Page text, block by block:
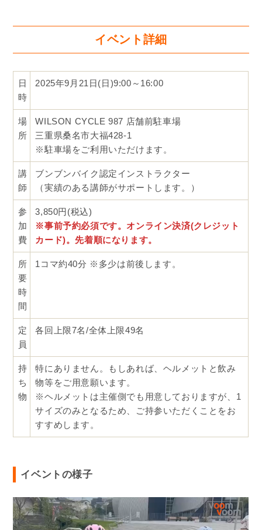
イベント詳細
日
時
2025年9月21日(日)9:00～16:00
場
所
WILSON CYCLE 987 店舗前駐車場
三重県桑名市大福428-1
※駐車場をご利用いただけます。
講
師
ブンブンバイク認定インストラクター
（実績のある講師がサポートします。）
参
加
費
3,850円(税込)
※事前予約必須です。オンライン決済(クレジット
カード)。先着順になります。
所
要
時
間
1コマ約40分 ※多少は前後します。
定
員
各回上限7名/全体上限49名
持
ち
物
特にありません。もしあれば、ヘルメットと飲み
物等をご用意願います。
※ヘルメットは主催側でも用意しておりますが、1
サイズのみとなるため、ご持参いただくことをお
すすめします。
イベントの様子